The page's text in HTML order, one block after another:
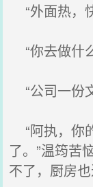
“外面热，
“你去做什
“公司一份
“阿执，你
了。”温筠苦
不了，厨房